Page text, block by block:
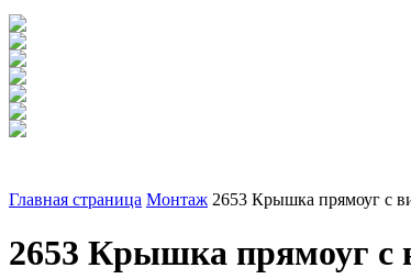
Главная страница Монтаж 2653 Крышка прямоуг с
2653 Крышка прямоуг с